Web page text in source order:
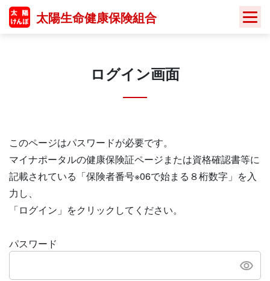
Skip
太陽生命健康保険組合
ログイン画面
このページはパスワードが必要です。
マイナポータルの健康保険証ページまたは資格確認書等に
記載されている「保険者番号※06で始まる８桁数字」を入
力し、
「ログイン」をクリックしてください。
パスワード